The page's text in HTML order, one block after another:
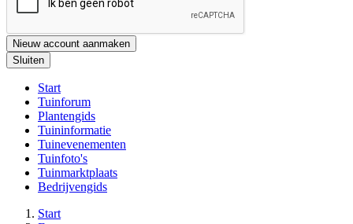
Nieuw account aanmaken
Sluiten
Start
Tuinforum
Plantengids
Tuininformatie
Tuinevenementen
Tuinfoto's
Tuinmarktplaats
Bedrijvengids
Start